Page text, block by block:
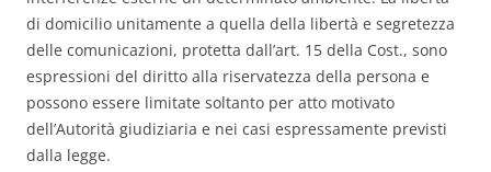
di domicilio unitamente a quella della libertà e segretezza
delle comunicazioni, protetta dall’art. 15 della Cost., sono
espressioni del diritto alla riservatezza della persona e
possono essere limitate soltanto per atto motivato
dell’Autorità giudiziaria e nei casi espressamente previsti
dalla legge.